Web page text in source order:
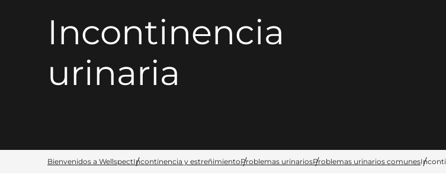
Incontinencia
urinaria
Bienvenidos a WellspectIncontinencia y estreñimientoProblemas urinariosProblemas urinarios comunes